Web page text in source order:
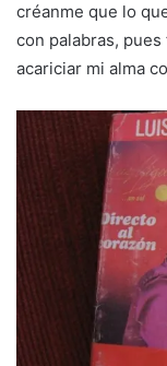
créanme que lo
con palabras,
acariciar mi alma